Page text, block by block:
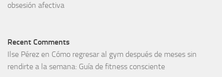
obsesión afectiva
Recent Comments
Ilse Pérez en Cómo regresar al gym después de meses sin
rendirte a la semana: Guía de fitness consciente